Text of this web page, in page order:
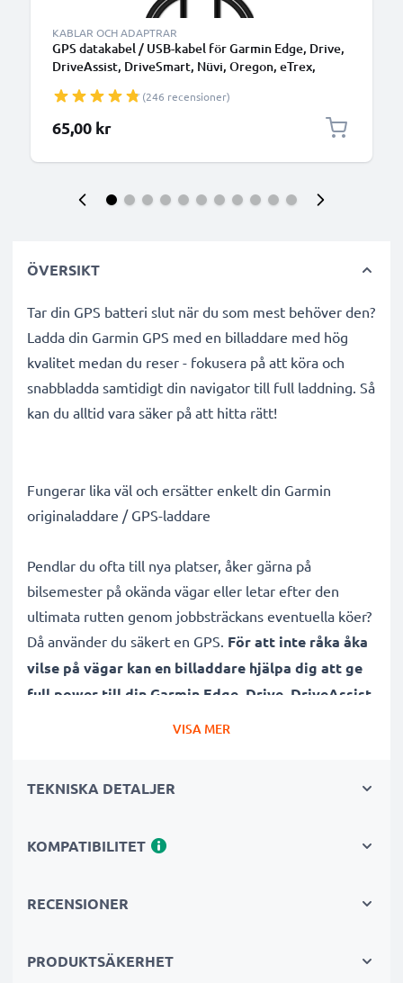
KABLAR OCH ADAPTRAR
GPS datakabel / USB-kabel för Garmin Edge, Drive,
DriveAssist, DriveSmart, Nüvi, Oregon, eTrex,
svart överföringskabel(246 recensioner)
65,00 kr
ÖVERSIKT
Tar din GPS batteri slut när du som mest behöver den?
Ladda din Garmin GPS med en billaddare med hög
kvalitet medan du reser - fokusera på att köra och
snabbladda samtidigt din navigator till full laddning. Så
kan du alltid vara säker på att hitta rätt!
Fungerar lika väl och ersätter enkelt din Garmin
originaladdare / GPS-laddare
Pendlar du ofta till nya platser, åker gärna på
bilsemester på okända vägar eller letar efter den
ultimata rutten genom jobbsträckans eventuella köer?
Då använder du säkert en GPS. För att inte råka åka
vilse på vägar kan en billaddare hjälpa dig att ge
full power till din Garmin Edge, Drive, DriveAssist,
underhållsladdning.
Subtels billaddare för trackers och GPS:er, som du
cigarettuttag/cigarettändare,
Den effektiva och högkvalitativa laddaren och
VISA MER
TEKNISKA DETALJER
KOMPATIBILITET
RECENSIONER
PRODUKTSÄKERHET